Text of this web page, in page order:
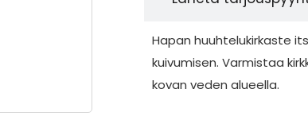
Hapan huuhtelukirkaste
kuivumisen. Varmistaa
kovan veden alueella.